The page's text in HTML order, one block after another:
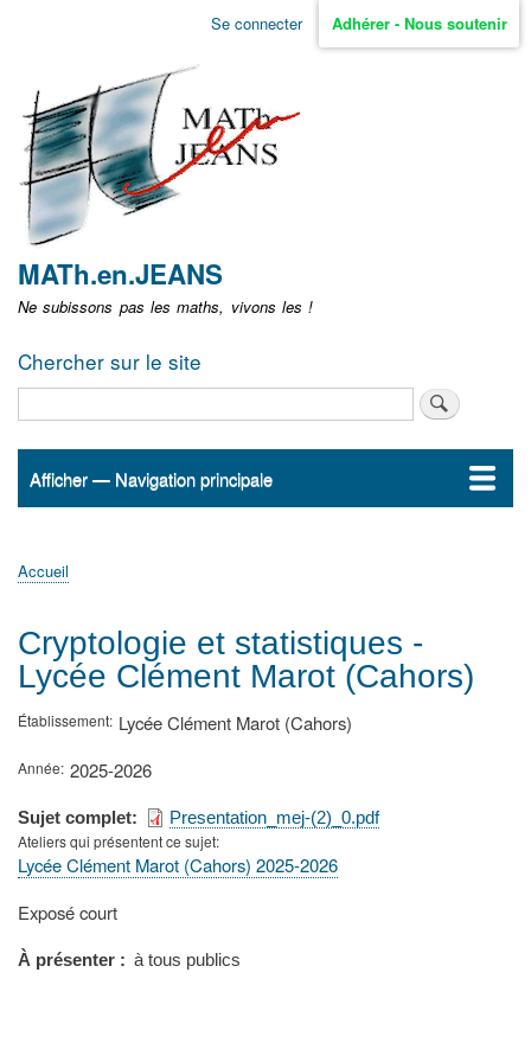
Aller
non
identifié
Se connecter Adhérer - Nous soutenir
MATh.en.JEANS
Ne subissons pas les maths, vivons les !
Chercher sur le site
Navigation
Afficher — Navigation principale
Accueil
ActualitésMATh.en.JEANS ?
Régions et Ateliers
Créer, gérer un atelier
Sujets/Publications
Congrès
d'Ariane
Accueil
Cryptologie et statistiques -
Lycée Clément Marot (Cahors)
Établissement Lycée Clément Marot (Cahors)
Année 2025-2026
Sujet complet
Presentation_mej-(2)_0.pdf
Ateliers qui présentent ce sujet
Lycée Clément Marot (Cahors) 2025-2026
Type
présentation
Exposé court
À présenter à tous publics